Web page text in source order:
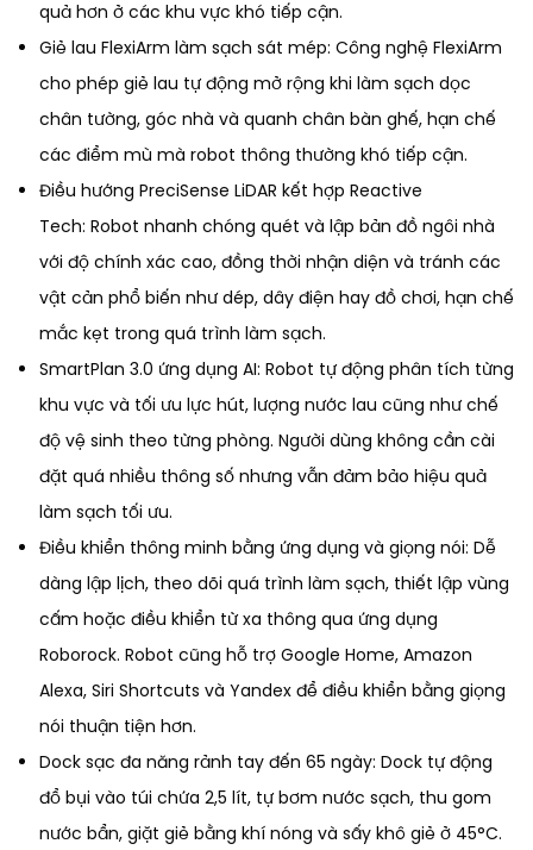
quả hơn ở các khu vực khó tiếp cận.
Giẻ lau FlexiArm làm sạch sát mép: Công nghệ FlexiArm
cho phép giẻ lau tự động mở rộng khi làm sạch dọc
chân tường, góc nhà và quanh chân bàn ghế, hạn chế
các điểm mù mà robot thông thường khó tiếp cận.
Điều hướng PreciSense LiDAR kết hợp Reactive
Tech: Robot nhanh chóng quét và lập bản đồ ngôi nhà
với độ chính xác cao, đồng thời nhận diện và tránh các
vật cản phổ biến như dép, dây điện hay đồ chơi, hạn chế
mắc kẹt trong quá trình làm sạch.
SmartPlan 3.0 ứng dụng AI: Robot tự động phân tích từng
khu vực và tối ưu lực hút, lượng nước lau cũng như chế
độ vệ sinh theo từng phòng. Người dùng không cần cài
đặt quá nhiều thông số nhưng vẫn đảm bảo hiệu quả
làm sạch tối ưu.
Điều khiển thông minh bằng ứng dụng và giọng nói: Dễ
dàng lập lịch, theo dõi quá trình làm sạch, thiết lập vùng
cấm hoặc điều khiển từ xa thông qua ứng dụng
Roborock. Robot cũng hỗ trợ Google Home, Amazon
Alexa, Siri Shortcuts và Yandex để điều khiển bằng giọng
nói thuận tiện hơn.
Dock sạc đa năng rảnh tay đến 65 ngày: Dock tự động
đổ bụi vào túi chứa 2,5 lít, tự bơm nước sạch, thu gom
nước bẩn, giặt giẻ bằng khí nóng và sấy khô giẻ ở 45°C.